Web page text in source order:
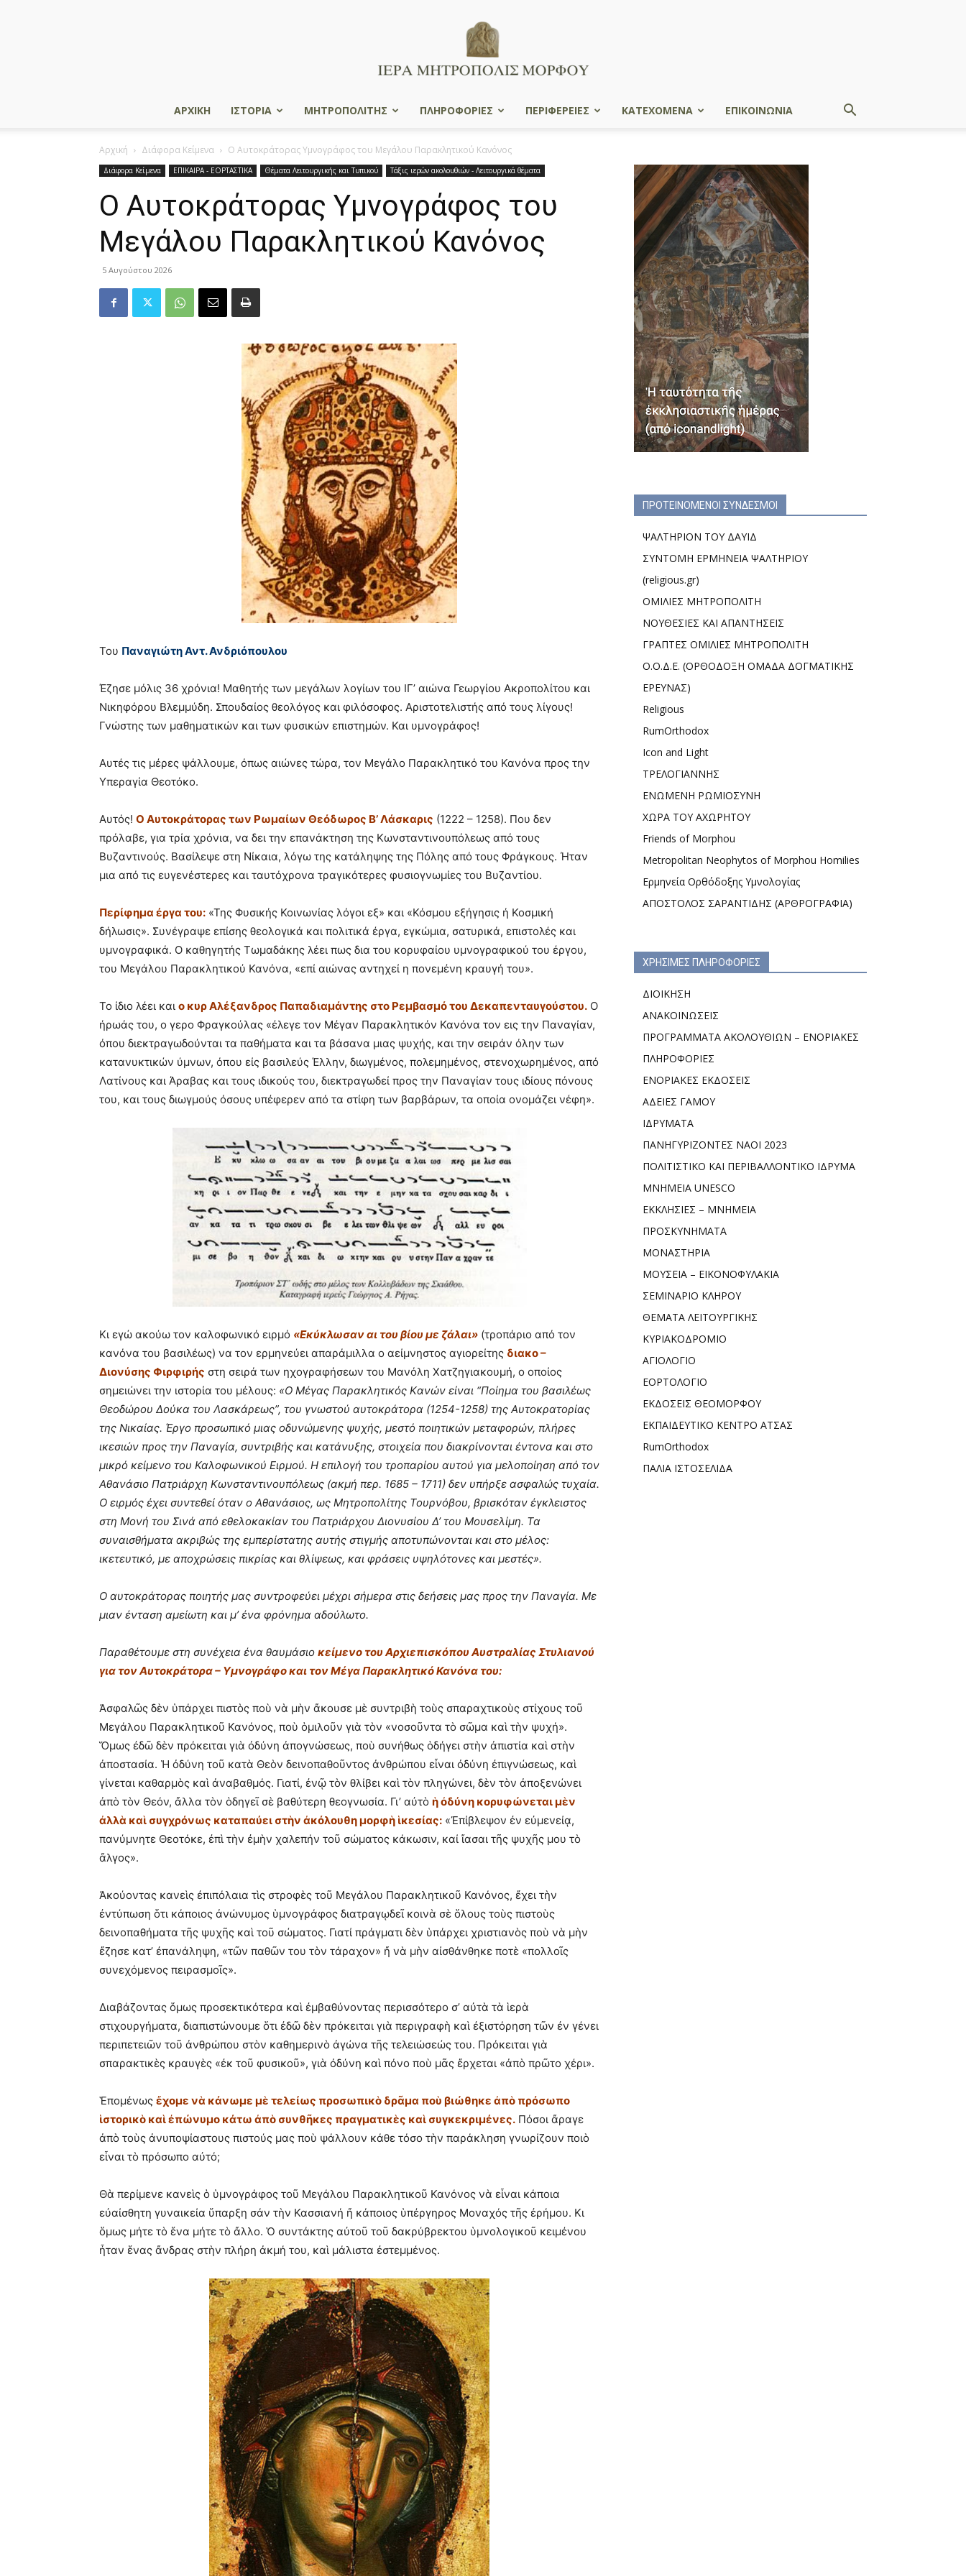
Μητρόπολις
ΑΡΧΙΚΗ ΙΣΤΟΡΙΑ ΜΗΤΡΟΠΟΛΙΤΗΣ ΠΛΗΡΟΦΟΡΙΕΣ ΠΕΡΙΦΕΡΕΙΕΣ ΚΑΤΕΧΟΜΕΝΑ ΕΠΙΚΟΙΝΩΝΙΑ
Αρχική Διάφορα Κείμενα Ο Αυτοκράτορας Υμνογράφος του Μεγάλου Παρακλητικού Κανόνος
Διάφορα Κείμενα ΕΠΙΚΑΙΡΑ - ΕΟΡΤΑΣΤΙΚΑ Θέματα Λειτουργικής και Τυπικού Τάξις ιερών ακολουθιών - Λειτουργικά θέματα
Ο Αυτοκράτορας Υμνογράφος του
Μεγάλου Παρακλητικού Κανόνος
5 Αυγούστου 2026
Του Παναγιώτη Αντ. Ανδριόπουλου
Έζησε μόλις 36 χρόνια! Μαθητής των μεγάλων λογίων του ΙΓ’ αιώνα Γεωργίου Ακροπολίτου και
Νικηφόρου Βλεμμύδη. Σπουδαίος θεολόγος και φιλόσοφος. Αριστοτελιστής από τους λίγους!
Γνώστης των μαθηματικών και των φυσικών επιστημών. Και υμνογράφος!
Αυτές τις μέρες ψάλλουμε, όπως αιώνες τώρα, τον Μεγάλο Παρακλητικό του Κανόνα προς την
Υπεραγία Θεοτόκο.
Αυτός! Ο Αυτοκράτορας των Ρωμαίων Θεόδωρος Β’ Λάσκαρις (1222 – 1258). Που δεν
πρόλαβε, για τρία χρόνια, να δει την επανάκτηση της Κωνσταντινουπόλεως από τους
Βυζαντινούς. Βασίλεψε στη Νίκαια, λόγω της κατάληψης της Πόλης από τους Φράγκους. Ήταν
μια από τις ευγενέστερες και ταυτόχρονα τραγικότερες φυσιογνωμίες του Βυζαντίου.
Περίφημα έργα του: «Της Φυσικής Κοινωνίας λόγοι εξ» και «Κόσμου εξήγησις ή Κοσμική
δήλωσις». Συνέγραψε επίσης θεολογικά και πολιτικά έργα, εγκώμια, σατυρικά, επιστολές και
υμνογραφικά. Ο καθηγητής Τωμαδάκης λέει πως δια του κορυφαίου υμνογραφικού του έργου,
του Μεγάλου Παρακλητικού Κανόνα, «επί αιώνας αντηχεί η πονεμένη κραυγή του».
Το ίδιο λέει και ο κυρ Αλέξανδρος Παπαδιαμάντης στο Ρεμβασμό του Δεκαπενταυγούστου. Ο
ήρωάς του, ο γερο Φραγκούλας «έλεγε τον Μέγαν Παρακλητικόν Κανόνα τον εις την Παναγίαν,
όπου διεκτραγωδούνται τα παθήματα και τα βάσανα μιας ψυχής, και την σειράν όλην των
κατανυκτικών ύμνων, όπου είς βασιλεύς Έλλην, διωγμένος, πολεμημένος, στενοχωρημένος, από
Λατίνους και Άραβας και τους ιδικούς του, διεκτραγωδεί προς την Παναγίαν τους ιδίους πόνους
του, και τους διωγμούς όσους υπέφερεν από τα στίφη των βαρβάρων, τα οποία ονομάζει νέφη».
Κι εγώ ακούω τον καλοφωνικό ειρμό «Εκύκλωσαν αι του βίου με ζάλαι» (τροπάριο από τον
κανόνα του βασιλέως) να τον ερμηνεύει απαράμιλλα ο αείμνηστος αγιορείτης διακο –
Διονύσης Φιρφιρής στη σειρά των ηχογραφήσεων του Μανόλη Χατζηγιακουμή, ο οποίος
σημειώνει την ιστορία του μέλους: «O Mέγας Παρακλητικός Kανών είναι “Ποίημα του βασιλέως
Θεοδώρου Δούκα του Λασκάρεως”, του γνωστού αυτοκράτορα (1254-1258) της Aυτοκρατορίας
της Nικαίας. Έργο προσωπικό μιας οδυνώμενης ψυχής, μεστό ποιητικών μεταφορών, πλήρες
ικεσιών προς την Παναγία, συντριβής και κατάνυξης, στοιχεία που διακρίνονται έντονα και στο
μικρό κείμενο του Καλοφωνικού Ειρμού. Η επιλογή του τροπαρίου αυτού για μελοποίηση από τον
Αθανάσιο Πατριάρχη Κωνσταντινουπόλεως (ακμή περ. 1685 – 1711) δεν υπήρξε ασφαλώς τυχαία.
Ο ειρμός έχει συντεθεί όταν ο Αθανάσιος, ως Μητροπολίτης Τουρνόβου, βρισκόταν έγκλειστος
στη Μονή του Σινά από εθελοκακίαν του Πατριάρχου Διονυσίου Δ’ του Μουσελίμη. Τα
συναισθήματα ακριβώς της εμπερίστατης αυτής στιγμής αποτυπώνονται και στο μέλος:
ικετευτικό, με αποχρώσεις πικρίας και θλίψεως, και φράσεις υψηλότονες και μεστές».
Ο αυτοκράτορας ποιητής μας συντροφεύει μέχρι σήμερα στις δεήσεις μας προς την Παναγία. Με
μιαν ένταση αμείωτη και μ’ ένα φρόνημα αδούλωτο.
Παραθέτουμε στη συνέχεια ένα θαυμάσιο κείμενο του Αρχιεπισκόπου Αυστραλίας Στυλιανού
για τον Αυτοκράτορα – Υμνογράφο και τον Μέγα Παρακλητικό Κανόνα του:
Ἀσφαλῶς δὲν ὑπάρχει πιστὸς ποὺ νὰ μὴν ἄκουσε μὲ συντριβὴ τοὺς σπαραχτικοὺς στίχους τοῦ
Μεγάλου Παρακλητικοῦ Κανόνος, ποὺ ὁμιλοῦν γιὰ τὸν «νοσοῦντα τὸ σῶμα καὶ τὴν ψυχή».
Ὅμως ἐδῶ δὲν πρόκειται γιὰ ὀδύνη ἀπογνώσεως, ποὺ συνήθως ὁδήγει στὴν ἀπιστία καὶ στὴν
ἀποστασία. Ἡ ὀδύνη τοῦ κατὰ Θεὸν δεινοπαθοῦντος ἀνθρώπου εἶναι ὀδύνη ἐπιγνώσεως, καὶ
γίνεται καθαρμὸς καὶ ἀναβαθμός. Γιατί, ἐνῷ τὸν θλίβει καὶ τὸν πληγώνει, δὲν τὸν ἀποξενώνει
ἀπὸ τὸν Θεόν, ἄλλα τὸν ὁδηγεῖ σὲ βαθύτερη θεογνωσία. Γι’ αὐτὸ ἡ ὀδύνη κορυφώνεται μὲν
ἀλλὰ καὶ συγχρόνως καταπαύει στὴν ἀκόλουθη μορφὴ ἱκεσίας: «Ἐπίβλεψον ἐν εὐμενείᾳ,
πανύμνητε Θεοτόκε, ἐπὶ τὴν ἐμὴν χαλεπήν τοῦ σώματος κάκωσιν, καί ἴασαι τῆς ψυχῆς μου τὸ
ἄλγος».
Ἀκούοντας κανεὶς ἐπιπόλαια τὶς στροφὲς τοῦ Μεγάλου Παρακλητικοῦ Κανόνος, ἔχει τὴν
ἐντύπωση ὅτι κάποιος ἀνώνυμος ὑμνογράφος διατραγῳδεῖ κοινὰ σὲ ὅλους τοὺς πιστοὺς
δεινοπαθήματα τῆς ψυχῆς καὶ τοῦ σώματος. Γιατί πράγματι δὲν ὑπάρχει χριστιανὸς ποὺ νὰ μὴν
ἔζησε κατ’ ἐπανάληψη, «τῶν παθῶν του τὸν τάραχον» ἤ νὰ μὴν αἰσθάνθηκε ποτὲ «πολλοῖς
συνεχόμενος πειρασμοῖς».
Διαβάζοντας ὅμως προσεκτικότερα καὶ ἐμβαθύνοντας περισσότερο σ’ αὐτὰ τὰ ἱερὰ
στιχουργήματα, διαπιστώνουμε ὅτι ἐδῶ δὲν πρόκειται γιὰ περιγραφὴ καὶ ἐξιστόρηση τῶν ἐν γένει
περιπετειῶν τοῦ ἀνθρώπου στὸν καθημερινὸ ἀγώνα τῆς τελειώσεώς του. Πρόκειται γιὰ
σπαρακτικὲς κραυγὲς «ἐκ τοῦ φυσικοῦ», γιὰ ὀδύνη καὶ πόνο ποὺ μᾶς ἔρχεται «ἀπὸ πρῶτο χέρι».
Ἑπομένως ἔχομε νὰ κάνωμε μὲ τελείως προσωπικὸ δρᾶμα ποὺ βιώθηκε ἀπὸ πρόσωπο
ἱστορικὸ καὶ ἐπώνυμο κάτω ἀπὸ συνθῆκες πραγματικὲς καὶ συγκεκριμένες. Πόσοι ἄραγε
ἀπὸ τοὺς ἀνυποψίαστους πιστούς μας ποὺ ψάλλουν κάθε τόσο τὴν παράκληση γνωρίζουν ποιὸ
εἶναι τὸ πρόσωπο αὐτό;
Θὰ περίμενε κανεὶς ὁ ὑμνογράφος τοῦ Μεγάλου Παρακλητικοῦ Κανόνος νὰ εἶναι κάποια
εὐαίσθητη γυναικεία ὕπαρξη σάν τὴν Κασσιανή ἤ κάποιος ὑπέργηρος Μοναχός τῆς ἐρήμου. Κι
ὅμως μήτε τὸ ἕνα μήτε τὸ ἄλλο. Ὁ συντάκτης αὐτοῦ τοῦ δακρύβρεκτου ὑμνολογικοῦ κειμένου
ἦταν ἕνας ἄνδρας στὴν πλήρη ἀκμή του, καὶ μάλιστα ἐστεμμένος.
ΠΡΟΤΕΙΝΟΜΕΝΟΙ ΣΥΝΔΕΣΜΟΙ
ΨΑΛΤΗΡΙΟΝ ΤΟΥ ΔΑΥΙΔ
ΣΥΝΤΟΜΗ ΕΡΜΗΝΕΙΑ ΨΑΛΤΗΡΙΟΥ
(religious.gr)
ΟΜΙΛΙΕΣ ΜΗΤΡΟΠΟΛΙΤΗ
ΝΟΥΘΕΣΙΕΣ ΚΑΙ ΑΠΑΝΤΗΣΕΙΣ
ΓΡΑΠΤΕΣ ΟΜΙΛΙΕΣ ΜΗΤΡΟΠΟΛΙΤΗ
Ο.Ο.Δ.Ε. (ΟΡΘΟΔΟΞΗ ΟΜΑΔΑ ΔΟΓΜΑΤΙΚΗΣ
ΕΡΕΥΝΑΣ)
Religious
RumOrthodox
Icon and Light
ΤΡΕΛΟΓΙΑΝΝΗΣ
ΕΝΩΜΕΝΗ ΡΩΜΙΟΣΥΝΗ
ΧΩΡΑ ΤΟΥ ΑΧΩΡΗΤΟΥ
Friends of Morphou
Metropolitan Neophytos of Morphou Homilies
Ερμηνεία Ορθόδοξης Υμνολογίας
ΑΠΟΣΤΟΛΟΣ ΣΑΡΑΝΤΙΔΗΣ (ΑΡΘΡΟΓΡΑΦΙΑ)
ΧΡΗΣΙΜΕΣ ΠΛΗΡΟΦΟΡΙΕΣ
ΔΙΟΙΚΗΣΗ
ΑΝΑΚΟΙΝΩΣΕΙΣ
ΠΡΟΓΡΑΜΜΑΤΑ ΑΚΟΛΟΥΘΙΩΝ – ΕΝΟΡΙΑΚΕΣ
ΠΛΗΡΟΦΟΡΙΕΣ
ΕΝΟΡΙΑΚΕΣ ΕΚΔΟΣΕΙΣ
ΑΔΕΙΕΣ ΓΑΜΟΥ
ΙΔΡΥΜΑΤΑ
ΠΑΝΗΓΥΡΙΖΟΝΤΕΣ ΝΑΟΙ 2023
ΠΟΛΙΤΙΣΤΙΚΟ ΚΑΙ ΠΕΡΙΒΑΛΛΟΝΤΙΚΟ ΙΔΡΥΜΑ
ΜΝΗΜΕΙΑ UNESCO
ΕΚΚΛΗΣΙΕΣ – ΜΝΗΜΕΙΑ
ΠΡΟΣΚΥΝΗΜΑΤΑ
ΜΟΝΑΣΤΗΡΙΑ
ΜΟΥΣΕΙΑ – ΕΙΚΟΝΟΦΥΛΑΚΙΑ
ΣΕΜΙΝΑΡΙΟ ΚΛΗΡΟΥ
ΘΕΜΑΤΑ ΛΕΙΤΟΥΡΓΙΚΗΣ
ΚΥΡΙΑΚΟΔΡΟΜΙΟ
ΑΓΙΟΛΟΓΙΟ
ΕΟΡΤΟΛΟΓΙΟ
ΕΚΔΟΣΕΙΣ ΘΕΟΜΟΡΦΟΥ
ΕΚΠΑΙΔΕΥΤΙΚΟ ΚΕΝΤΡΟ ΑΤΣΑΣ
RumOrthodox
ΠΑΛΙΑ ΙΣΤΟΣΕΛΙΔΑ